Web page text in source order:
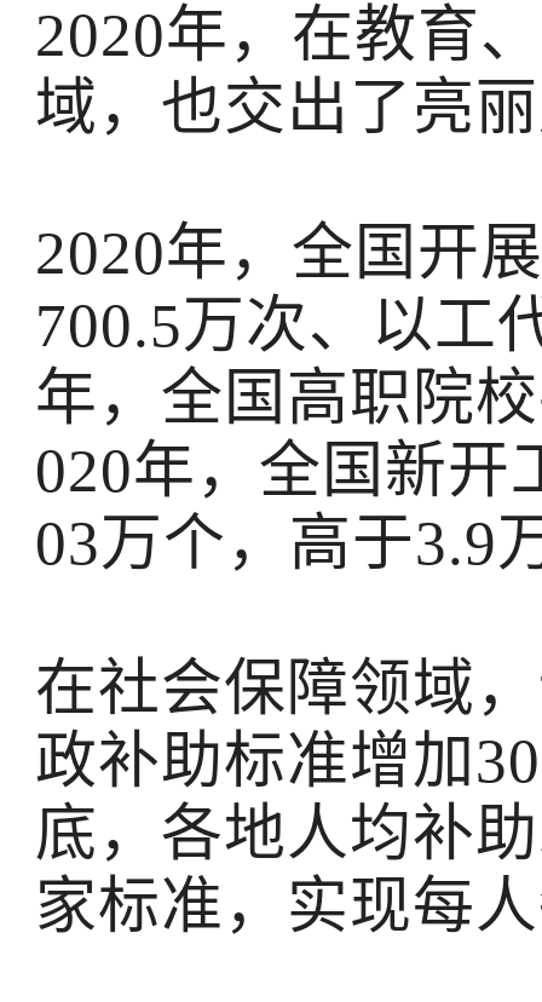
2020年，在教育
域，也交出了亮
2020年，全国开
700.5万次、以工
年，全国高职院
020年，全国新开
03万个，高于3.9
在社会保障领域
政补助标准增加
底，各地人均补
家标准，实现每